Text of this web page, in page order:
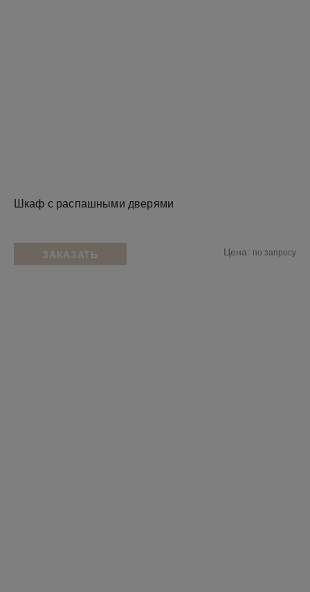
Шкаф с распашными дверями
ЗАКАЗАТЬ Цена: по запросу